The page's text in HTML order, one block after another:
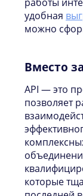
удобная
можно
Вместо
API — это
позволяет
которые